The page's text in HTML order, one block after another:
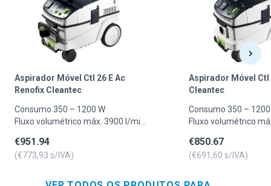
Aspirador Móvel Ctl 26 E Ac
Renofix Cleantec
Consumo 350 – 1200 W
Fluxo volumétrico máx. 3900 l/min
Área do filtro 6318 cm²
Cabo elétrico isolado c/ borracha
Vol. máx. depósito/saco filtragem
€951.94
(€773,93 s/IVA)
Aspirador Móvel Ctl
Cleantec
Consumo 350 – 1200
Fluxo volumétrico
Área do filtro 6318
Cabo elétrico
Vol. máx. depósito/
€850.67
(€691,60 s/IVA)